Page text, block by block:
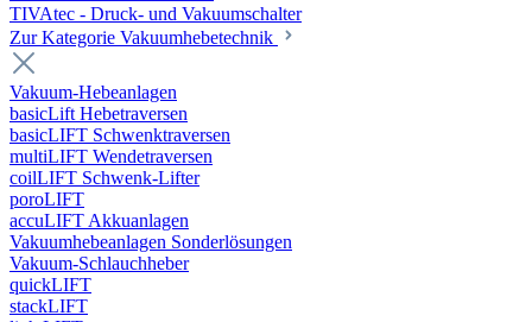
TIVAtec - Druck- und Vakuumschalter
Zur Kategorie Vakuumhebetechnik
Vakuum-Hebeanlagen
basicLift Hebetraversen
basicLIFT Schwenktraversen
multiLIFT Wendetraversen
coilLIFT Schwenk-Lifter
poroLIFT
accuLIFT Akkuanlagen
Vakuumhebeanlagen Sonderlösungen
Vakuum-Schlauchheber
quickLIFT
stackLIFT